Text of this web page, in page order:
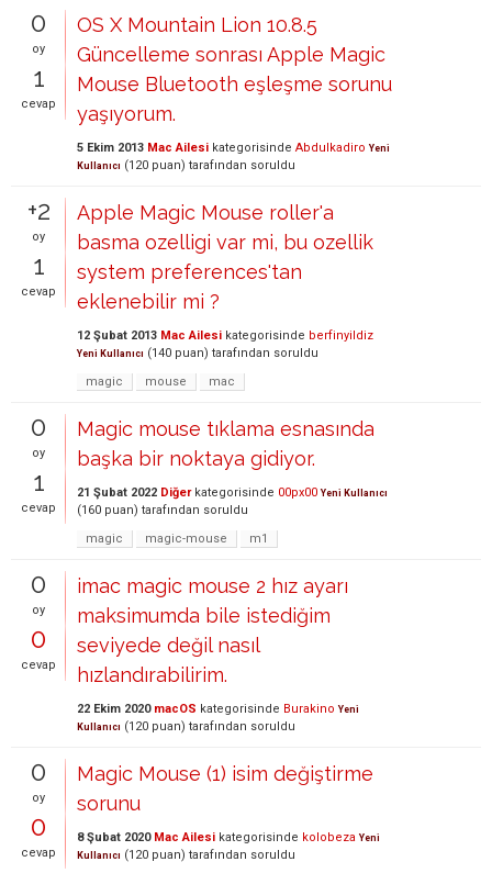
0
oy
1
cevap
OS X Mountain Lion 10.8.5
Güncelleme sonrası Apple Magic
Mouse Bluetooth eşleşme sorunu
yaşıyorum.
5 Ekim 2013 Mac Ailesi kategorisinde Abdulkadiro Yeni
Kullanıcı (120 puan) tarafından soruldu
+2
oy
1
cevap
Apple Magic Mouse roller'a
basma ozelligi var mi, bu ozellik
system preferences'tan
eklenebilir mi ?
12 Şubat 2013 Mac Ailesi kategorisinde berfinyildiz
Yeni Kullanıcı (140 puan) tarafından soruldu
magic
mouse mac
0
oy
1
cevap
Magic mouse tıklama esnasında
başka bir noktaya gidiyor.
21 Şubat 2022 Diğerkategorisinde 00px00 Yeni Kullanıcı
(160 puan) tarafından soruldu
magic
magic-mouse m1
0
oy
0
cevap
imac magic mouse 2 hız ayarı
maksimumda bile istediğim
seviyede değil nasıl
hızlandırabilirim.
22 Ekim 2020 macOS kategorisinde Burakino Yeni
Kullanıcı (120 puan) tarafından soruldu
0
oy
0
cevap
Magic Mouse (1) isim değiştirme
sorunu
8 Şubat 2020 Mac Ailesi kategorisinde kolobeza Yeni
Kullanıcı (120 puan) tarafından soruldu